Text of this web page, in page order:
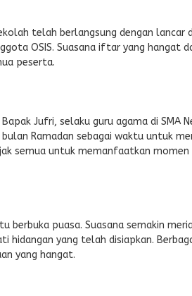
telah berlangsung dengan lancar
OSIS. Suasana iftar yang hangat
peserta.
Jufri, selaku guru agama di SMA
Ramadan sebagai waktu untuk
semua untuk memanfaatkan
berbuka puasa. Suasana semakin
hidangan yang telah disiapkan.
yang hangat.